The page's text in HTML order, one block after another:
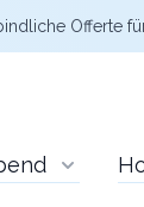
Offerte